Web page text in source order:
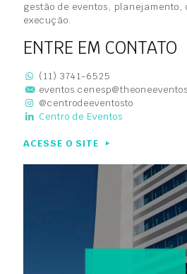
gestão de eventos,
execução.
ENTRE EM CONTATO
(11) 3741-6525
@centrodeeventosto
Centro de Eventos
ACESSE O SITE